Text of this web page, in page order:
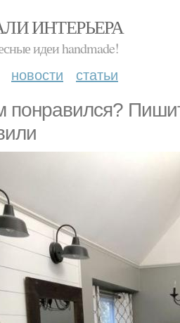
ИНТЕРЬЕРА
идеи handmade!
новости статьи
понравился?